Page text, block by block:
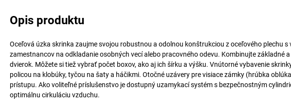
Opis produktu
Oceľová úzka skrinka zaujme svojou robustnou a odolnou konštrukciou z oceľového plechu
zamestnancov na odkladanie osobných vecí alebo pracovného odevu. Kombinujte základné
dvierok. Môžete si tiež vybrať počet boxov, ako aj ich šírku a výšku. Vnútorné vybavenie
policou na klobúky, tyčou na šaty a háčikmi. Otočné uzávery pre visiace zámky (hrúbka
prístupu. Ako voliteľné príslušenstvo je dostupný uzamykací systém s bezpečnostným
optimálnu cirkuláciu vzduchu.